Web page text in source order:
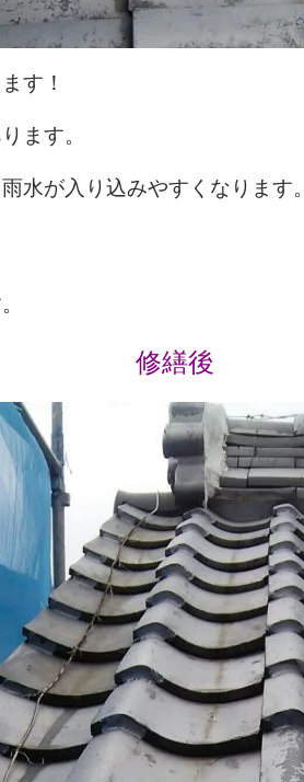
す！
ます。
水が入り込みやすくなります。
修繕後